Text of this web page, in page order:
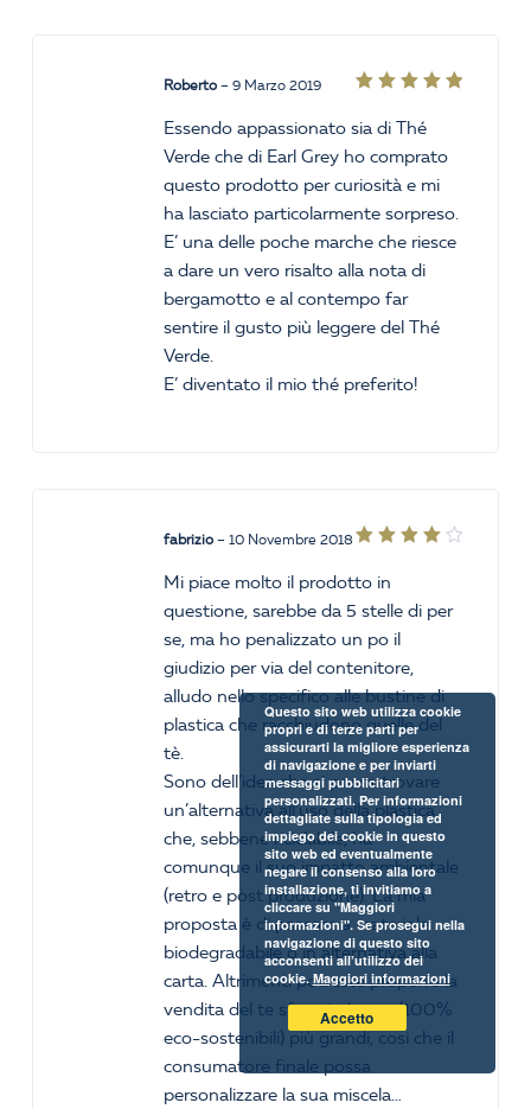
5 su 5
Roberto – 9 Marzo 2019
Essendo appassionato sia di Thé
Verde che di Earl Grey ho comprato
questo prodotto per curiosità e mi
ha lasciato particolarmente sorpreso.
E’ una delle poche marche che riesce
a dare un vero risalto alla nota di
bergamotto e al contempo far
sentire il gusto più leggere del Thé
Verde.
E’ diventato il mio thé preferito!
4 su
fabrizio – 10 Novembre 2018
Mi piace molto il prodotto in
questione, sarebbe da 5 stelle di per
se, ma ho penalizzato un po il
giudizio per via del contenitore,
alludo nello specifico alle bustine di
plastica che racchiudono quelle del
tè.
Sono dell’idea che si possa trovare
un’alternativa all’uso della plastica
che, sebbene riciclabile, ha
comunque il suo impatto ambientale
(retro e post produzione). La mia
proposta è di passare a materiale
biodegradabile o in alternativa alla
carta. Altrimenti potreste proporre la
vendita del te sfuso in buste (100%
eco-sostenibili) più grandi, cosi che il
consumatore finale possa
personalizzare la sua miscela…
Questo sito web utilizza cookie
propri e di terze parti per
assicurarti la migliore esperienza
di navigazione e per inviarti
messaggi pubblicitari
personalizzati. Per informazioni
dettagliate sulla tipologia ed
impiego dei cookie in questo
sito web ed eventualmente
negare il consenso alla loro
installazione, ti invitiamo a
cliccare su "Maggiori
informazioni". Se prosegui nella
navigazione di questo sito
acconsenti all’utilizzo dei
cookie.Maggiori informazioni
Accetto